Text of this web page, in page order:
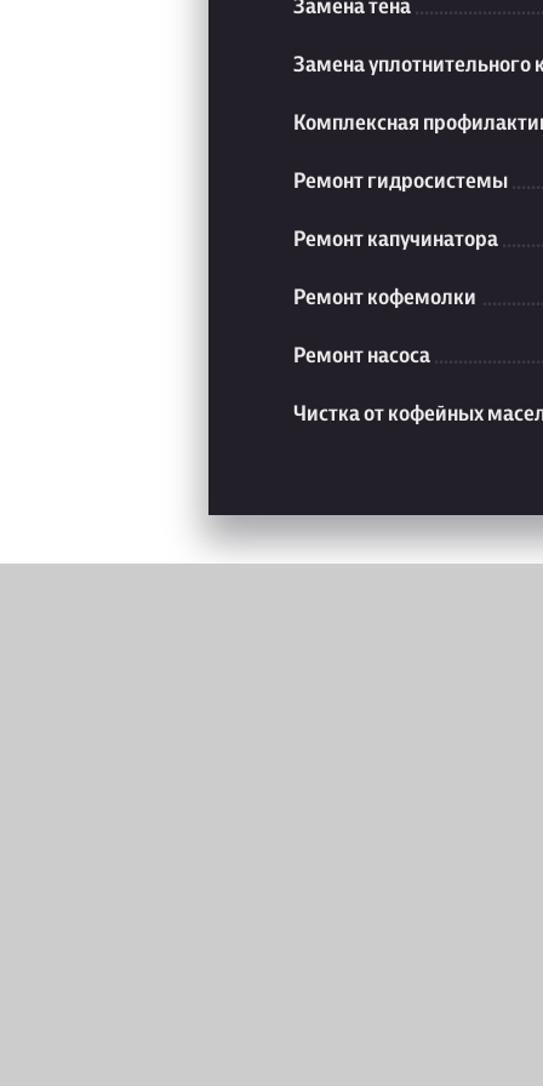
Замена тена
Замена уплотнительного
Комплексная
Ремонт гидросистемы
Ремонт капучинатора
Ремонт кофемолки
Ремонт насоса
Чистка от кофейных